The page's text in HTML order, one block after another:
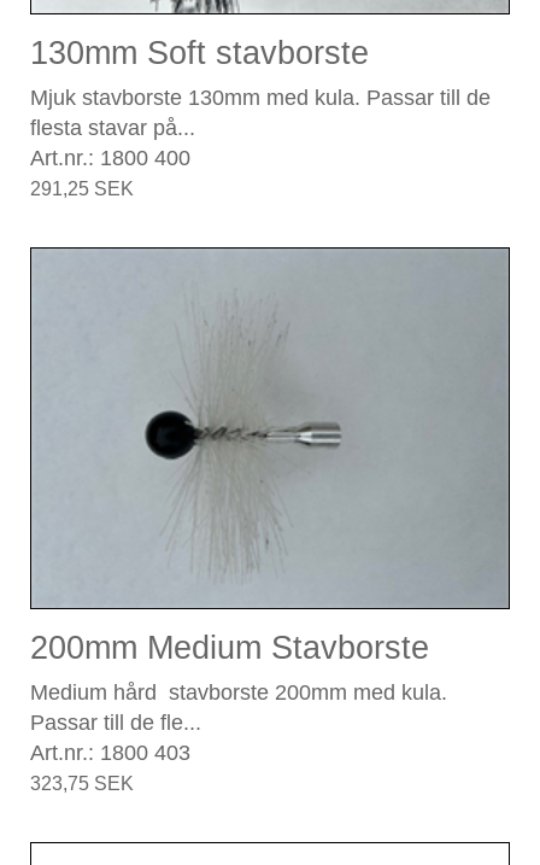
130mm Soft stavborste
Mjuk stavborste 130mm med kula. Passar till de
flesta stavar på...
Art.nr.: 1800 400
291,25 SEK
200mm Medium Stavborste
Medium hård stavborste 200mm med kula.
Passar till de fle...
Art.nr.: 1800 403
323,75 SEK